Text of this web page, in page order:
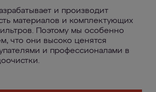
и производит
материалов и комплектующих
Поэтому мы особенно
что они высоко ценятся
и профессионалами в